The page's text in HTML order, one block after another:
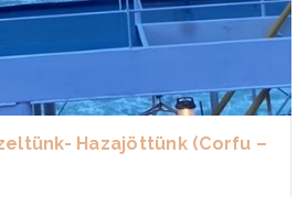
Hazajöttünk (Corfu –